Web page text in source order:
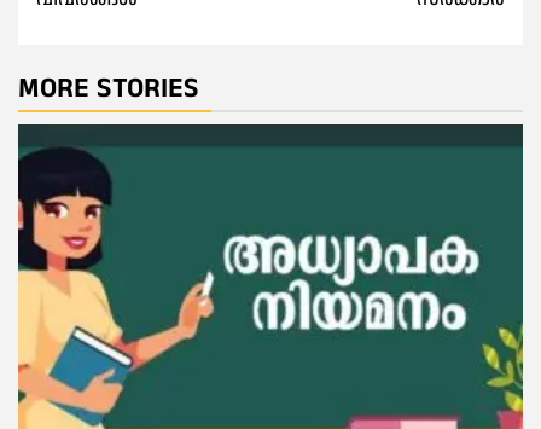
MORE STORIES